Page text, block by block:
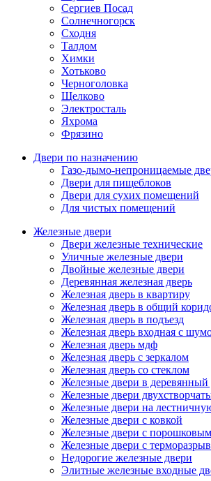
Сергиев Посад
Солнечногорск
Сходня
Талдом
Химки
Хотьково
Черноголовка
Щелково
Электросталь
Яхрома
Фрязино
Двери по назначению
Газо-дымо-непроницаемые
Двери для пищеблоков
Двери для сухих помещений
Для чистых помещений
Железные двери
Двери железные технические
Уличные железные двери
Двойные железные двери
Деревянная железная дверь
Железная дверь в квартиру
Железная дверь в общий
Железная дверь в подъезд
Железная дверь входная с
Железная дверь мдф
Железная дверь с зеркалом
Железная дверь со стеклом
Железные двери в
Железные двери
Железные двери на
Железные двери с ковкой
Железные двери с
Железные двери с
Недорогие железные двери
Элитные железные входные